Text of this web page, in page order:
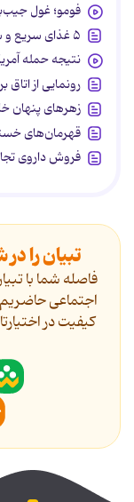
فومو؛ غول
۵ غذای سریع و سالم برای طبیعت‌گردی
نتیجه حمله
رونمایی از
زهرهای پنهان
قهرمان‌های
فروش داروی
تبیان را
فاصله شما با
اجتماعی
کیفیت در